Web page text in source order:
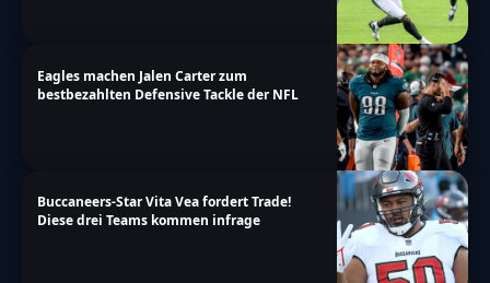
Eagles machen Jalen Carter zum
bestbezahlten Defensive Tackle der NFL
Buccaneers-Star Vita Vea fordert Trade!
Diese drei Teams kommen infrage